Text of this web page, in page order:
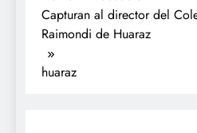
Capturan al director del
Raimondi de Huaraz
huaraz